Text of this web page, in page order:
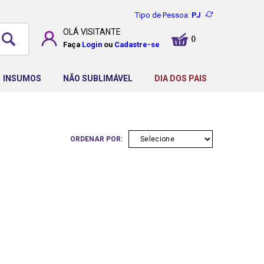
Tipo de Pessoa: PJ
OLÁ VISITANTE
Faça Login ou Cadastre-se
INSUMOS NÃO SUBLIMÁVEL DIA DOS PAIS
ORDENAR POR: